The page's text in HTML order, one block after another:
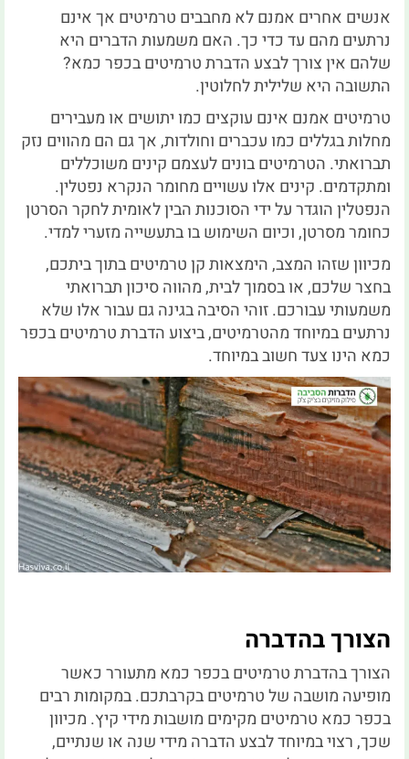
אנשים אחרים אמנם לא מחבבים טרמיטים אך אינם
נרתעים מהם עד כדי כך. האם משמעות הדברים היא
שלהם אין צורך לבצע הדברת טרמיטים בכפר כמא?
התשובה היא שלילית לחלוטין.
טרמיטים אמנם אינם עוקצים כמו יתושים או מעבירים
מחלות בגללים כמו עכברים וחולדות, אך גם הם מהווים נזק
תברואתי. הטרמיטים בונים לעצמם קינים משוכללים
ומתקדמים. קינים אלו עשויים מחומר הנקרא נפטלין.
הנפטלין הוגדר על ידי הסוכנות הבין לאומית לחקר הסרטן
כחומר מסרטן, וכיום השימוש בו בתעשייה מזערי למדי.
מכיוון שזהו המצב, הימצאות קן טרמיטים בתוך ביתכם,
בחצר שלכם, או בסמוך לבית, מהווה סיכון תברואתי
משמעותי עבורכם. זוהי הסיבה בגינה גם עבור אלו שלא
נרתעים במיוחד מהטרמיטים, ביצוע הדברת טרמיטים בכפר
כמא הינו צעד חשוב במיוחד.
הצורך בהדברה
הצורך בהדברת טרמיטים בכפר כמא מתעורר כאשר
מופיעה מושבה של טרמיטים בקרבתכם. במקומות רבים
בכפר כמא טרמיטים מקימים מושבות מידי קיץ. מכיוון
שכך, רצוי במיוחד לבצע הדברה מידי שנה או שנתיים,